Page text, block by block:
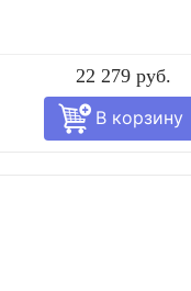
22 279 руб.